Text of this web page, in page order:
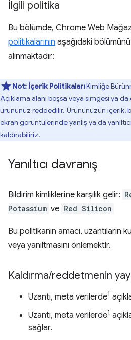
İlgili politika
Bu bölümde, Chrome Web
politikalarının aşağıdaki
alınmaktadır:
Not: İçerik PolitikalarıKimliğe
Açıklama alanı boşsa veya simgesi ya
ürününüz reddedilir. Ürününüzün içerik,
ekran görüntülerinde yanlış ya da
kaldırabiliriz.
Yanıltıcı davranış
Bildirim kimliklerine karşılık gelir:
Potassium ve Red Silicon
Bu politikanın amacı, uzantıların
veya yanıltmasını önlemektir.
Kaldırma/reddetmenin
Uzantı, meta verilerde1
Uzantı, meta verilerde1
sağlar.